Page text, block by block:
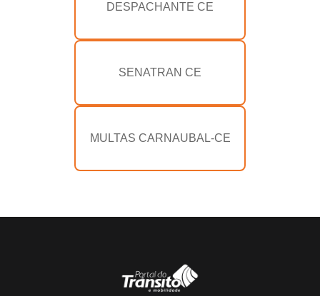
DESPACHANTE CE
SENATRAN CE
MULTAS CARNAUBAL-CE